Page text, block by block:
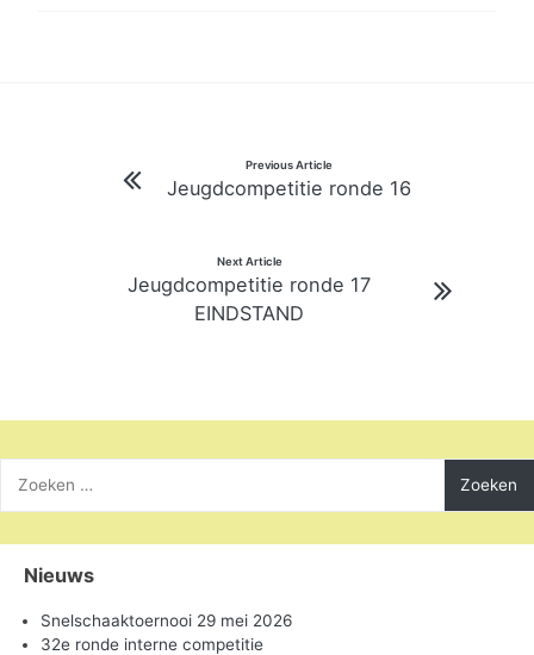
navigatie
Previous Article
Jeugdcompetitie ronde 16
Next Article
Jeugdcompetitie ronde 17
EINDSTAND
naar:
Nieuws
Snelschaaktoernooi 29 mei 2026
32e ronde interne competitie